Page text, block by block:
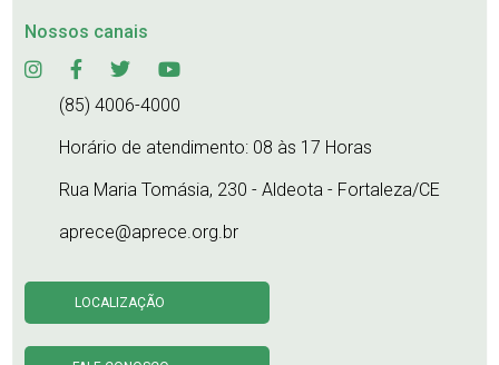
Nossos canais
(85) 4006-4000
Horário de atendimento: 08 às 17 Horas
Rua Maria Tomásia, 230 - Aldeota - Fortaleza/CE
aprece@aprece.org.br
LOCALIZAÇÃO